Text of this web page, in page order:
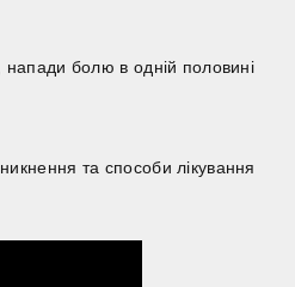
напади болю в одній половині
та способи лікування